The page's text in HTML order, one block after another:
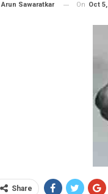
Arun Sawaratkar On Oct
Share